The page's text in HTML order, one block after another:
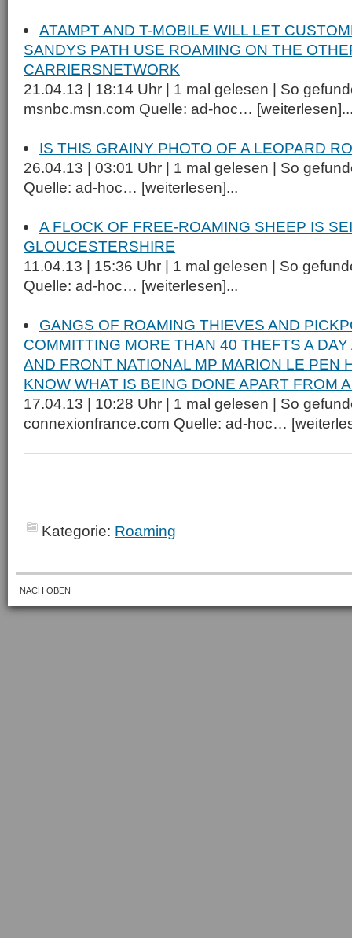
ATAMPT AND T-MOBILE WILL LET
SANDYS PATH USE ROAMING ON THE
CARRIERSNETWORK
21.04.13 | 18:14 Uhr | 1 mal gelesen | So
msnbc.msn.com Quelle: ad-hoc…
IS THIS GRAINY PHOTO OF A LEOPARD
26.04.13 | 03:01 Uhr | 1 mal gelesen | So
Quelle: ad-hoc… [weiterlesen]...
A FLOCK OF FREE-ROAMING SHEEP IS
GLOUCESTERSHIRE
11.04.13 | 15:36 Uhr | 1 mal gelesen | So
Quelle: ad-hoc… [weiterlesen]...
GANGS OF ROAMING THIEVES AND
COMMITTING MORE THAN 40 THEFTS A
AND FRONT NATIONAL MP MARION LE PEN
KNOW WHAT IS BEING DONE APART FROM
17.04.13 | 10:28 Uhr | 1 mal gelesen | So
connexionfrance.com Quelle: ad-hoc…
Kategorie: Roaming
NACH OBEN